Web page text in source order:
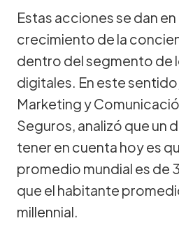
Estas acciones se dan
crecimiento de la
dentro del segmento de
digitales. En este
Marketing y
Seguros, analizó que un
tener en cuenta hoy es
promedio mundial es de
que el habitante
millennial.